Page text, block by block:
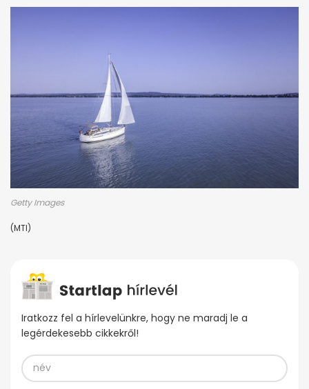
Getty Images
(MTI)
Iratkozz fel a hírlevelünkre, hogy ne maradj le a
legérdekesebb cikkekről!